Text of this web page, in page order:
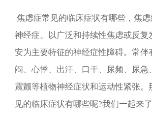
焦虑症常见的临床症状有哪些，焦
神经症。以广泛和持续性焦虑或反复
安为主要特征的神经症性障碍。常伴
闷、心悸、出汗、口干、尿频、尿急
震颤等植物神经症状和运动性紧张。
见的临床症状有哪些呢?我们一起来